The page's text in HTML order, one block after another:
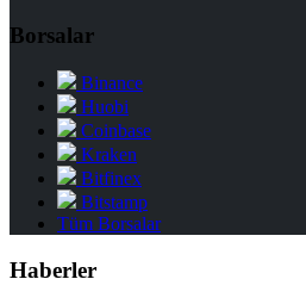
Borsalar
Binance
Huobi
Coinbase
Kraken
Bitfinex
Bitstamp
Tüm Borsalar
Haberler